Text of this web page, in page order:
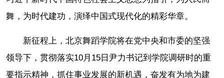
舞，为时代建功，演绎中国式现代化的精彩华章。
新征程上，北京舞蹈学院将在党中央和市委的坚强
领导下，贯彻落实10月15日尹力书记到学院调研时的重
要指示精神，抓住事业发展的新机遇，奋发有为地为建